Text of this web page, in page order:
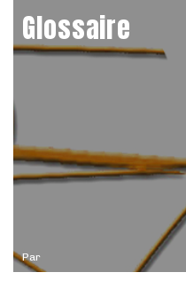
Par
Glossaire